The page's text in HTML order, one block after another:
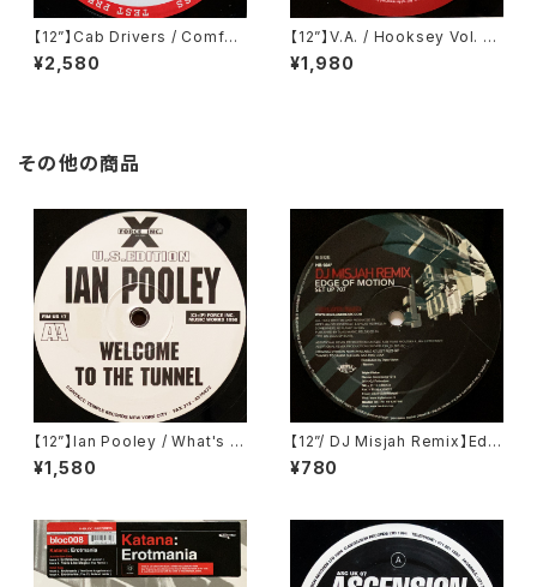
【12”】Cab Drivers / Comfort
Inn EP (Cabinet Records)
(cab 8)
¥2,580
【12”】V.A. / Hooksey Vol. 3
(Eklo) (EKLO007.3)
¥1,980
その他の商品
【12”】Ian Pooley / What's Y
our Number / Welcome To
The Tunnel (Force Inc. US)
¥1,580
【12”/ DJ Misjah Remix】Edg
e Of Motion / Set Up 707
(Remixes) (Highland Beats
¥780